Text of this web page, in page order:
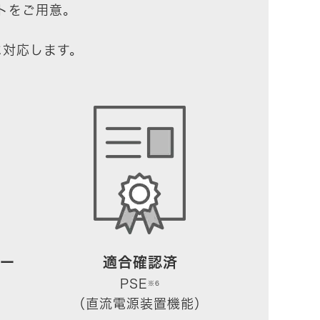
ご用意。
応します。
適合確認済
PSE ※6
（直流電源装置機能）